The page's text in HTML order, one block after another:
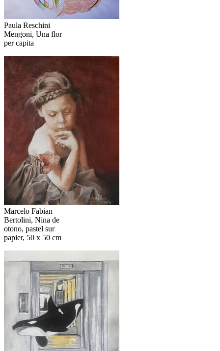
Paula Reschini
Mengoni, Una flor
per capita
Marcelo Fabian
Bertolini, Nina de
otono, pastel sur
papier, 50 x 50 cm